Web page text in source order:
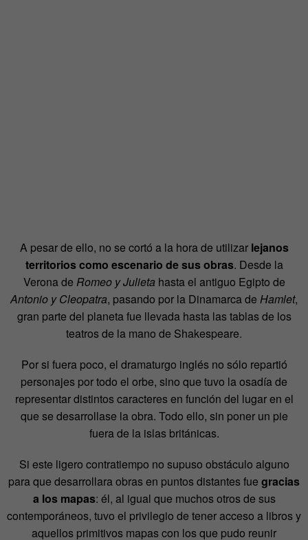
A pesar de ello, no se cortó a la hora de utilizar lejanos
territorios como escenario de sus obras. Desde la
Verona de Romeo y Julieta hasta el antiguo Egipto de
Antonio y Cleopatra, pasando por la Dinamarca de Hamlet,
gran parte del planeta fue llevada hasta las tablas de los
teatros de la mano de Shakespeare.
Por si fuera poco, el dramaturgo inglés no sólo repartió
personajes por todo el orbe, sino que tuvo la osadía de
representar distintos caracteres en función del lugar en el
que se desarrollase la obra. Todo ello, sin poner un pie
fuera de la islas británicas.
Si este ligero contratiempo no supuso obstáculo alguno
para que desarrollara obras en puntos distantes fue gracias
a los mapas: él, al igual que muchos otros de sus
contemporáneos, tuvo el privilegio de tener acceso a libros y
aquellos primitivos mapas con los que pudo reunir